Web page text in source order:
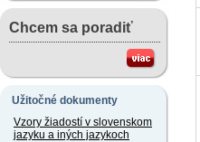
Chcem sa poradiť
Užitočné dokumenty
Vzory žiadostí v slovenskom
jazyku a iných jazykoch